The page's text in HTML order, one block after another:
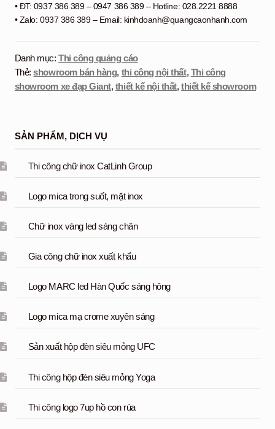
• ĐT: 0937 386 389 – 0947 386 389 – Hotline: 028.2221 8888
• Zalo: 0937 386 389 – Email: kinhdoanh@quangcaonhanh.com
Danh mục:Thi công quảng cáo
Thẻ:showroom bán hàng, thi công nội thất, Thi công
showroom xe đạp Giant, thiết kế nội thất,thiết kế showroom
SẢN PHẨM, DỊCH VỤ
Thi công chữ inox CatLinh Group
Logo mica trong suốt, mặt inox
Chữ inox vàng led sáng chân
Gia công chữ inox xuất khẩu
Logo MARC led Hàn Quốc sáng hông
Logo mica mạ crome xuyên sáng
Sản xuất hộp đèn siêu mỏng UFC
Thi công hộp đèn siêu mỏng Yoga
Thi công logo 7up hồ con rùa